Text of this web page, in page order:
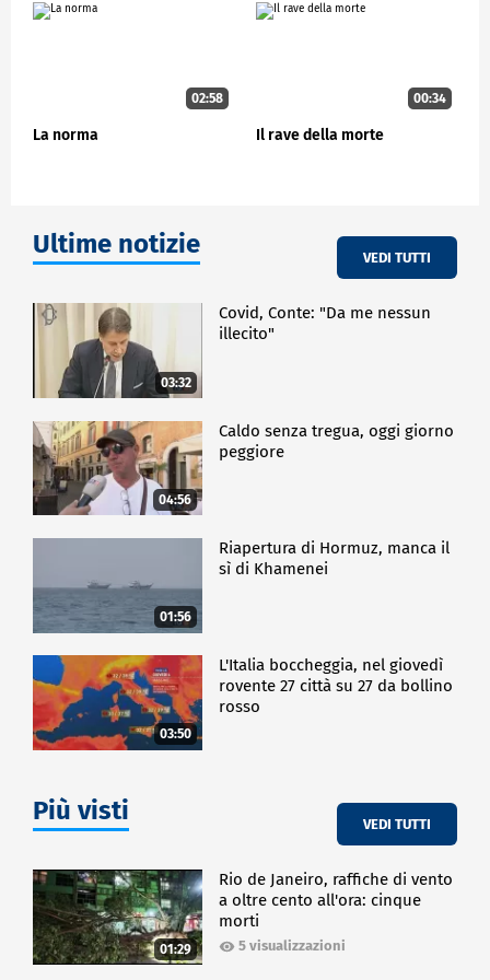
02:58
La norma
00:34
Il rave della morte
Ultime notizie VEDI TUTTI
03:32
Covid, Conte: "Da me nessun
illecito"
04:56
Caldo senza tregua, oggi giorno
peggiore
01:56
Riapertura di Hormuz, manca il
sì di Khamenei
03:50
L'Italia boccheggia, nel giovedì
rovente 27 città su 27 da bollino
rosso
Più visti VEDI TUTTI
01:29
Rio de Janeiro, raffiche di vento
a oltre cento all'ora: cinque
morti
5 visualizzazioni